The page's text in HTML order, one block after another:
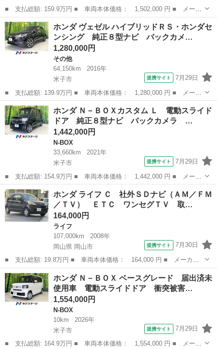
■ 支払総額: 159.9万円 ■ 車両本体価格： 1,502,000 円 ■ メーカ
ー名： ホンダ ■ 車種名： Ｎ－ＢＯＸ ■ グレード名： ベース
グレード 届出済未使用車 電動スライドドア 衝突被害軽減システ
ム レー...
鳥取 米子市 N-BOX
ホンダ ヴェゼル ハイブリッドＲＳ・ホンダセ
ンシング 純正８型ナビ バックカメ…
1,280,000円
その他
64,150km
2016年
米子市
提携サイト 7月29日
■ 支払総額: 139.9万円 ■ 車両本体価格： 1,280,000 円 ■ メーカ
ー名： ホンダ ■ 車種名： ヴェゼル ■ グレード名： ハイブリ
ッドＲＳ・ホンダセンシング 純正８型ナビ バックカメラ 禁煙
車 ハーフ...
鳥取 米子市 その他
ホンダ Ｎ－ＢＯＸカスタム Ｌ 電動スライド
ドア 純正８型ナビ バックカメラ …
1,442,000円
N-BOX
33,660km
2021年
米子市
提携サイト 7月29日
■ 支払総額: 154.9万円 ■ 車両本体価格： 1,442,000 円 ■ メーカ
ー名： ホンダ ■ 車種名： Ｎ－ＢＯＸカスタム ■ グレード
名： Ｌ 電動スライドドア 純正８型ナビ バックカメラ 衝突被
害軽減システ...
鳥取 米子市 N-BOX
ホンダ ライフ Ｃ 社外ＳＤナビ（ＡＭ／ＦＭ
／ＴＶ） ＥＴＣ ワンセグＴＶ 取…
164,000円
ライフ
107,000km
2008年
岡山県 岡山市
提携サイト 7月30日
■ 支払総額: 19.8万円 ■ 車両本体価格： 164,000 円 ■ メーカー
名： ホンダ ■ 車種名： ライフ ■ グレード名： Ｃ 社外ＳＤ
ナビ（ＡＭ／ＦＭ／ＴＶ） ＥＴＣ ワンセグＴＶ 取扱説明書 保
証書 ハロゲ...
岡山 岡山市 ライフ
ホンダ Ｎ－ＢＯＸ ベースグレード 届出済未
使用車 電動スライドドア 衝突被害…
1,554,000円
N-BOX
10km
2026年
米子市
提携サイト 7月29日
■ 支払総額: 164.9万円 ■ 車両本体価格： 1,554,000 円 ■ メーカ